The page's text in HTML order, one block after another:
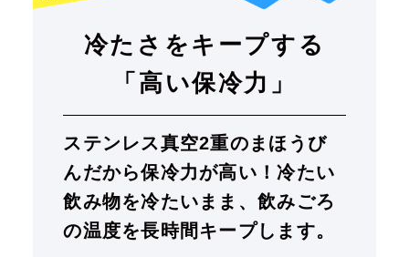
冷たさをキープする
「高い保冷力」
ステンレス真空2重のまほうび
んだから保冷力が高い！冷たい
飲み物を冷たいまま、飲みごろ
の温度を長時間キープします。